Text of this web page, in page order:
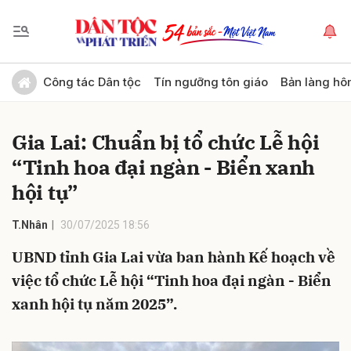
Công tác Dân tộc Tín ngưỡng tôn giáo Bản làng
Gia Lai: Chuẩn bị tổ chức Lễ hội
“Tinh hoa đại ngàn - Biển xanh
hội tụ”
T.Nhân 30/07/2025 18:56
UBND tỉnh Gia Lai vừa ban hành Kế hoạch về
việc tổ chức Lễ hội “Tinh hoa đại ngàn - Biển
xanh hội tụ năm 2025”.
Gửi bình luận